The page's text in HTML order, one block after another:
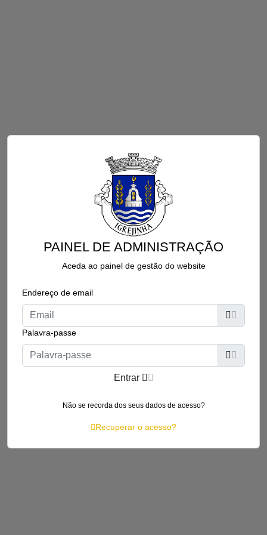
PAINEL DE ADMINISTRAÇÃO
Aceda ao painel de gestão do website
Endereço de email
Palavra-passe
Entrar
Não se recorda dos seus dados de acesso?
Recuperar o acesso?